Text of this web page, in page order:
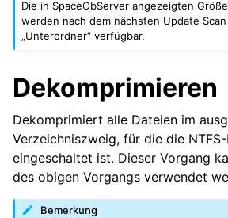
Die in SpaceObServer angezeigten
werden nach dem nächsten Update
„Unterordner“ verfügbar.
Dekomprimieren
Dekomprimiert alle Dateien im
Verzeichniszweig, für die die
eingeschaltet ist. Dieser Vorgang
des obigen Vorgangs verwendet
Bemerkung